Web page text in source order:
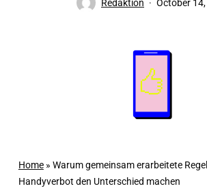
Redaktion October
Home» Warum gemeinsam erarbeitete
Handyverbot den Unterschied machen